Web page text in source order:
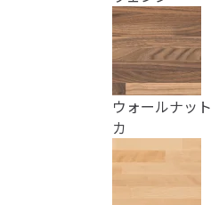
ウォールナット
カ